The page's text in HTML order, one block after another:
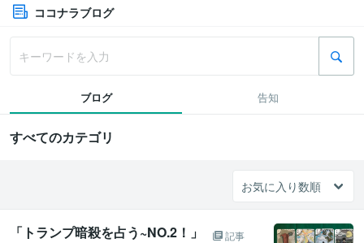
ココナラブログ
ブログ 告知
すべてのカテゴリ
「トランプ暗殺を占う~NO.2！」
記事